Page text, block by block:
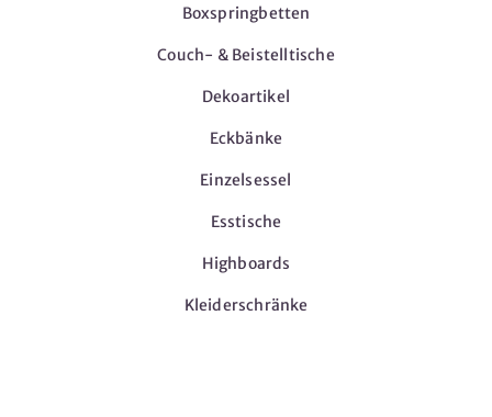
Boxspringbetten
Couch- & Beistelltische
Dekoartikel
Eckbänke
Einzelsessel
Esstische
Highboards
Kleiderschränke